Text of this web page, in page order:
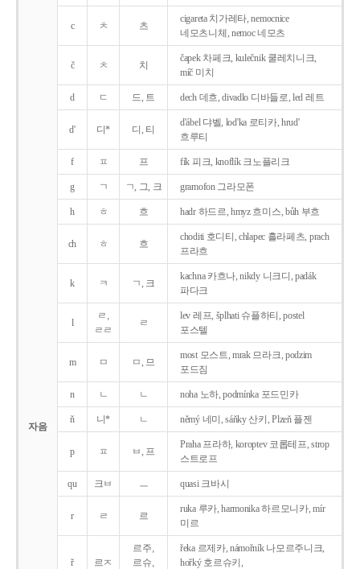
자음
c ㅊ 츠
cigareta 치가레타, nemocnice
네모츠니체, nemoc 네모츠
č ㅊ 치
čapek 차페크, kulečnik 쿨레치니크,
míč 미치
d ㄷ 드, 트 dech 데흐, divadlo 디바들로, led 레트
d' 디* 디, 티
d'ábel 댜벨, lod'ka 로티카, hrud'
흐루티
f ㅍ 프 fík 피크, knoflík 크노플리크
g ㄱ ㄱ, 그, 크 gramofon 그라모폰
h ㅎ 흐 hadr 하드르, hmyz 흐미스, bůh 부흐
ch ㅎ 흐
choditi 호디티, chlapec 흘라페츠, prach
프라흐
k ㅋ ㄱ, 크
kachna 카흐나, nikdy 니크디, padák
파다크
l
ㄹ,
ㄹㄹ
ㄹ
lev 레프, šplhati 슈플하티, postel
포스텔
m ㅁ ㅁ, 므
most 모스트, mrak 므라크, podzim
포드짐
n ㄴ ㄴ noha 노하, podmínka 포드민카
ň 니* ㄴ němý 네미, sáňky 산키, Plzeň 플젠
p ㅍ ㅂ, 프
Praha 프라하, koroptev 코롭테프, strop
스트로프
qu 크ㅂ ㅡ quasi 크바시
r ㄹ 르
ruka 루카, harmonika 하르모니카, mír
미르
ř 르ㅈ
르주,
르슈,
řeka 르제카, námořník 나모르주니크,
hořký 호르슈키,